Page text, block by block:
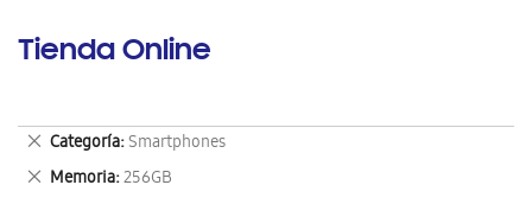
Tienda Online
Categoría Smartphones
Eliminar
este
artículo
Memoria 256GB
Eliminar